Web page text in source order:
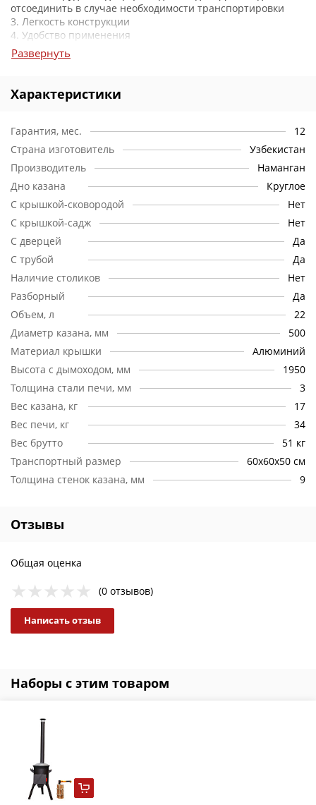
отсоединить в случае необходимости транспортировки
3. Легкость конструкции
4. Удобство применения
5. Дверца топки
6. Зольный ящик, также выполняющий роль поддувала
транспортировки
8. Толщина металла 3 мм.
до +700 °C
местности (предотвращает выпадение углей)
Развернуть
Характеристики
Гарантия, мес.
12
Страна изготовитель
Узбекистан
Производитель
Наманган
Дно казана
Круглое
С крышкой-сковородой
Нет
С крышкой-садж
Нет
С дверцей
Да
С трубой
Да
Наличие столиков
Нет
Разборный
Да
Объем, л
22
Диаметр казана, мм
500
Материал крышки
Алюминий
Высота с дымоходом, мм
1950
Толщина стали печи, мм
3
Вес казана, кг
17
Вес печи, кг
34
Вес брутто
51 кг
Транспортный размер
60х60х50 см
Толщина стенок казана, мм
9
Отзывы
Общая оценка
(0 отзывов)
Написать отзыв
Наборы с этим товаром